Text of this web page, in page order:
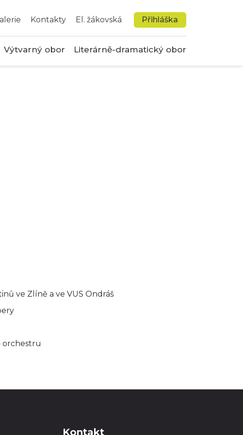
Kontakty El. žákovská Přihláška
Výtvarný obor Literárně-dramatický obor
ve Zlíně a ve VUS Ondráš
orchestru
Kontakt